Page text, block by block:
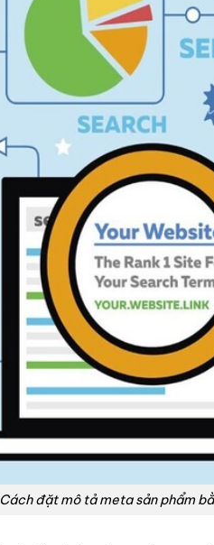
Cách đặt mô tả meta sản phẩm